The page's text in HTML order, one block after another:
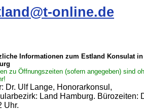
online.de
Informationen zum Estland Konsulat in
zu Öffnungszeiten (sofern angegeben) sind
Dr. Ulf Lange, Honorarkonsul,
Land Hamburg. Bürozeiten:
Uhr.